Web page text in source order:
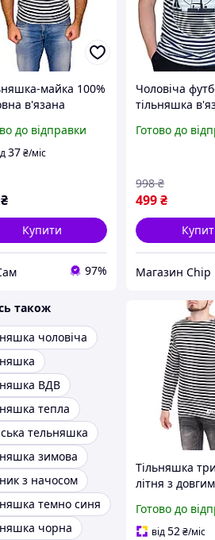
майка 100%
в'язана
до відправки
37₴/міс
₴
Купити
97%
Чоловіча
тільняшка
рукавом принт
Готово до
499₴
998 ₴
Магазин Chip
також
чоловіча
ВДВ
тепла
тельняшка
зимова
з начосом
темно синя
чорна
Тільняшка
літня з
(чорна,
Готово до
від52₴/міс